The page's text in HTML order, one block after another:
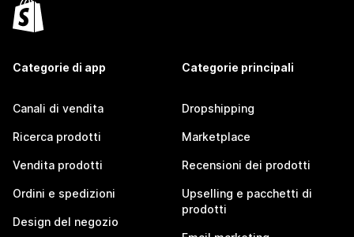
Categorie di app
Canali di vendita
Ricerca prodotti
Vendita prodotti
Ordini e spedizioni
Design del negozio
Categorie principali
Dropshipping
Marketplace
Recensioni dei prodotti
Upselling e pacchetti di
prodotti